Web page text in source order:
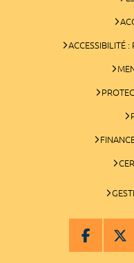
ACCESSIBILITÉ